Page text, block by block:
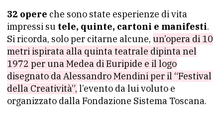
32 opere che sono state esperienze di vita
impressi su tele, quinte, cartoni e manifesti.
Si ricorda, solo per citarne alcune, un’opera di 10
metri ispirata alla quinta teatrale dipinta nel
1972 per una Medea di Euripide e il logo
disegnato da Alessandro Mendini per il “Festival
della Creatività”, l’evento da lui voluto e
organizzato dalla Fondazione Sistema Toscana.